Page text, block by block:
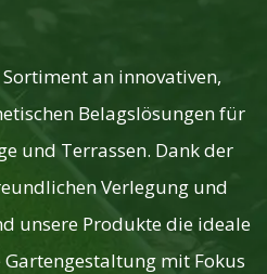
an innovativen,
Belagslösungen für
und Terrassen. Dank der
Verlegung und
unsere Produkte die ideale
mit Fokus